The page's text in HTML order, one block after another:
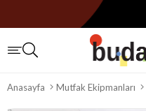
Anasayfa Mutfak Ekipmanları